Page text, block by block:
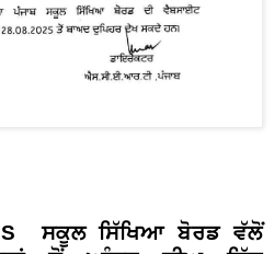
ਸਕੂਲ ਸਿੱਖਿਆ ਬੋਰਡ ਵੱਲੋਂ